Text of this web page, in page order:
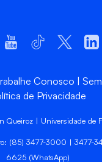
Conosco
de Privacidade
Queiroz | Universidade de
(85) 3477-3000 |
6625 (WhatsApp)